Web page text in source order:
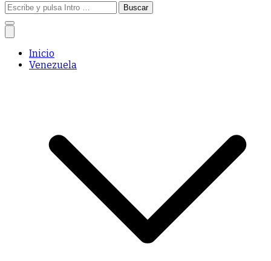
Buscar:
Inicio
Venezuela